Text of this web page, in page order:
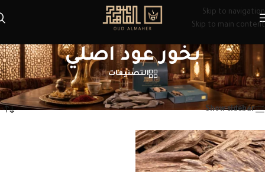
Skip to navigation
Skip to main content
بخور عود اصلي
التصنيفات
الرئيسية/منتجات تحت الوسم “بخور عود اصلي” عرض النتيجة الوحيدة
Show sidebar